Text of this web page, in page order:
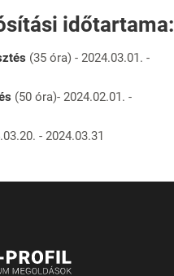
időtartama:
(35 óra) - 2024.03.01. -
(50 óra)- 2024.02.01. -
- 2024.03.31